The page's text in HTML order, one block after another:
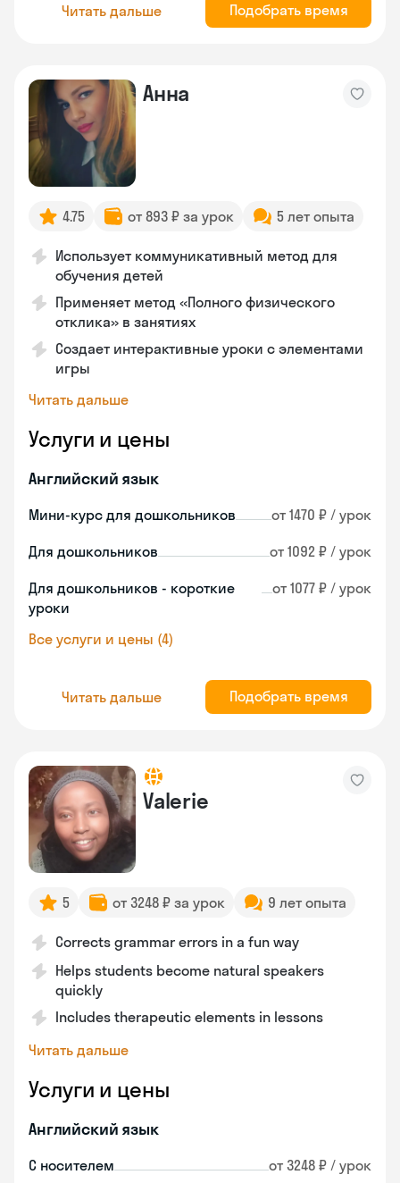
Читать дальше Подобрать время
Анна
4.75 от 893 ₽ за урок 5 лет опыта
Использует коммуникативный метод для
обучения детей
Применяет метод «Полного физического
отклика» в занятиях
Создает интерактивные уроки с элементами
игры
Читать дальше
Услуги и цены
Английский язык
Мини-курс для дошкольников от 1470 ₽ / урок
Для дошкольников от 1092 ₽ / урок
Для дошкольников - короткие
уроки
от 1077 ₽ / урок
Все услуги и цены (4)
Читать дальше Подобрать время
Valerie
5 от 3248 ₽ за урок 9 лет опыта
Corrects grammar errors in a fun way
Helps students become natural speakers
quickly
Includes therapeutic elements in lessons
Читать дальше
Услуги и цены
Английский язык
С носителем от 3248 ₽ / урок